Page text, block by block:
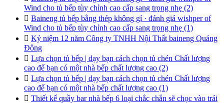
Wind cho tủ bếp tùy chỉnh cao cấp sang trọng nhẹ (2)
 Baineng tủ bếp bằng thép không gỉ · đánh giá wishper of
Wind cho tủ bếp tùy chỉnh cao cấp sang trọng nhẹ (1)
 Kỷ niệm 12 năm Công ty TNHH Nội Thất baineng Quảng
Đông
 Lựa chọn tủ bếp | dạy bạn cách chọn tủ chén Chất lượng
cao để bạn có một nhà bếp chất lượng cao (2)
 Lựa chọn tủ bếp | dạy bạn cách chọn tủ chén Chất lượng
cao để bạn có một nhà bếp chất lượng cao (1)
 Thiết kế quầy bar nhà bếp 6 loại chắc chắn sẽ chọc vào trái